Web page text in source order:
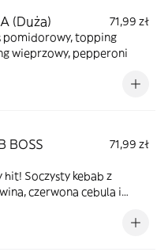
(Duża)
71,99 zł
pomidorowy, topping
wieprzowy, pepperoni
BOSS
71,99 zł
Soczysty kebab z
czerwona cebula i
sosami - pomidorowym i